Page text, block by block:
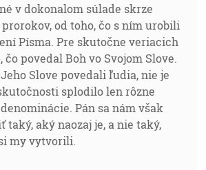
v dokonalom súlade skrze
od toho, čo s ním urobili
Písma. Pre skutočne veriacich
čo povedal Boh vo Svojom Slove.
Jeho Slove povedali ľudia, nie je
splodilo len rôzne
Pán sa nám však
taký, aký naozaj je, a nie taký,
my vytvorili.